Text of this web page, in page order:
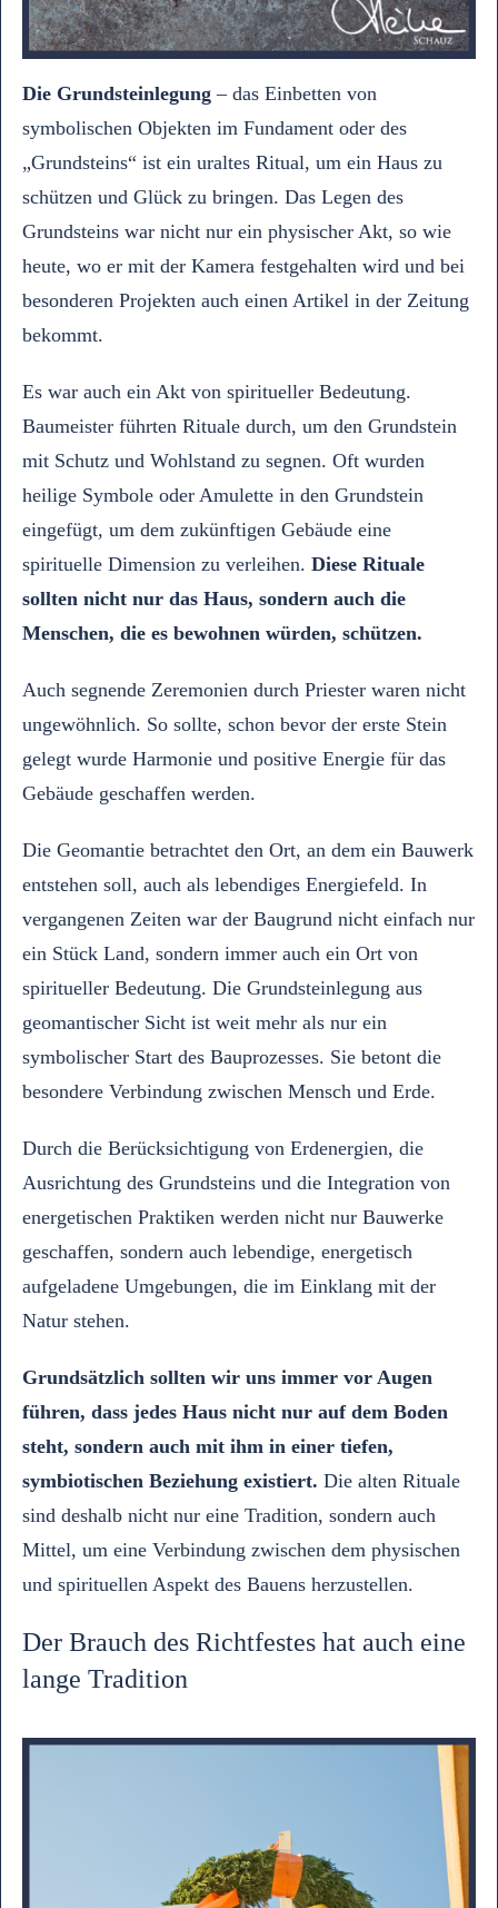
Die Grundsteinlegung– das Einbetten von
symbolischen Objekten im Fundament oder des
„Grundsteins“ ist ein uraltes Ritual, um ein Haus zu
schützen und Glück zu bringen. Das Legen des
Grundsteins war nicht nur ein physischer Akt, so wie
heute, wo er mit der Kamera festgehalten wird und bei
besonderen Projekten auch einen Artikel in der Zeitung
bekommt.
Es war auch ein Akt von spiritueller Bedeutung.
Baumeister führten Rituale durch, um den Grundstein
mit Schutz und Wohlstand zu segnen. Oft wurden
heilige Symbole oder Amulette in den Grundstein
eingefügt, um dem zukünftigen Gebäude eine
spirituelle Dimension zu verleihen. Diese Rituale
sollten nicht nur das Haus, sondern auch die
Menschen, die es bewohnen würden, schützen.
Auch segnende Zeremonien durch Priester waren nicht
ungewöhnlich. So sollte, schon bevor der erste Stein
gelegt wurde Harmonie und positive Energie für das
Gebäude geschaffen werden.
Die Geomantie betrachtet den Ort, an dem ein Bauwerk
entstehen soll, auch als lebendiges Energiefeld. In
vergangenen Zeiten war der Baugrund nicht einfach nur
ein Stück Land, sondern immer auch ein Ort von
spiritueller Bedeutung. Die Grundsteinlegung aus
geomantischer Sicht ist weit mehr als nur ein
symbolischer Start des Bauprozesses. Sie betont die
besondere Verbindung zwischen Mensch und Erde.
Durch die Berücksichtigung von Erdenergien, die
Ausrichtung des Grundsteins und die Integration von
energetischen Praktiken werden nicht nur Bauwerke
geschaffen, sondern auch lebendige, energetisch
aufgeladene Umgebungen, die im Einklang mit der
Natur stehen.
Grundsätzlich sollten wir uns immer vor Augen
führen, dass jedes Haus nicht nur auf dem Boden
steht, sondern auch mit ihm in einer tiefen,
symbiotischen Beziehung existiert. Die alten Rituale
sind deshalb nicht nur eine Tradition, sondern auch
Mittel, um eine Verbindung zwischen dem physischen
und spirituellen Aspekt des Bauens herzustellen.
Der Brauch des Richtfestes hat auch eine
lange Tradition